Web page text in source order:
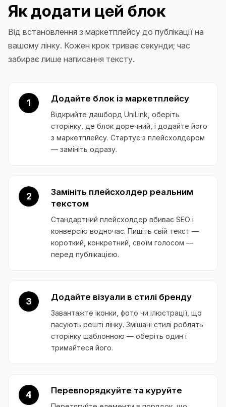
Як додати цей блок
Від встановлення з маркетплейсу до публікації на
вашому лінку. Кожен крок триває секунди; час
забирає лише написання тексту.
1 Додайте блок із маркетплейсу
Відкрийте дашборд UniLink, оберіть
сторінку, де блок доречний, і додайте його
з маркетплейсу. Стартує з плейсхолдером
— замініть одразу.
2
Замініть плейсхолдер реальним
текстом
Стандартний плейсхолдер вбиває SEO і
конверсію водночас. Пишіть свій текст —
короткий, конкретний, своїм голосом —
перед публікацією.
3 Додайте візуали в стилі бренду
Завантажте іконки, фото чи ілюстрації, що
пасують решті лінку. Змішані стилі роблять
сторінку шаблонною — оберіть один і
тримайтеся його.
4 Перевпорядкуйте та куруйте